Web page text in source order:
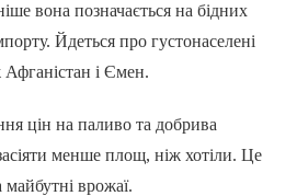
вона позначається на бідних
Йдеться про густонаселені
і Ємен.
цін на паливо та добрива
менше площ, ніж хотіли. Це
майбутні врожаї.